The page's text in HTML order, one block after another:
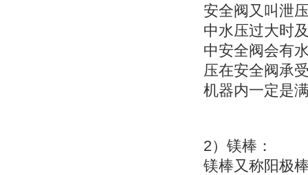
安全阀又叫泄
中水压过大时
中安全阀会有
压在安全阀承
机器内一定是
2）镁棒：
镁棒又称阳极